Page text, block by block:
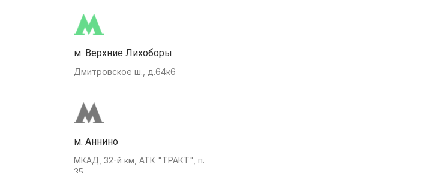
м. Верхние Лихоборы
Дмитровское ш., д.64к6
м. Аннино
МКАД, 32-й км, АТК "ТРАКТ", п.